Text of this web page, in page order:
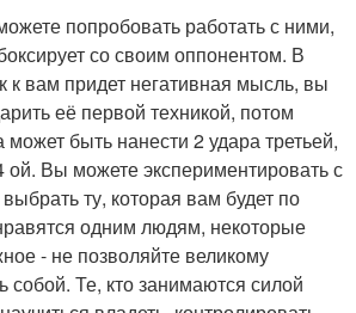
попробовать работать с ними,
со своим оппонентом. В
к вам придет негативная мысль, вы
её первой техникой, потом
быть нанести 2 удара третьей,
ой. Вы можете экспериментировать с
ту, которая вам будет по
одним людям, некоторые
- не позволяйте великому
собой. Те, кто занимаются силой